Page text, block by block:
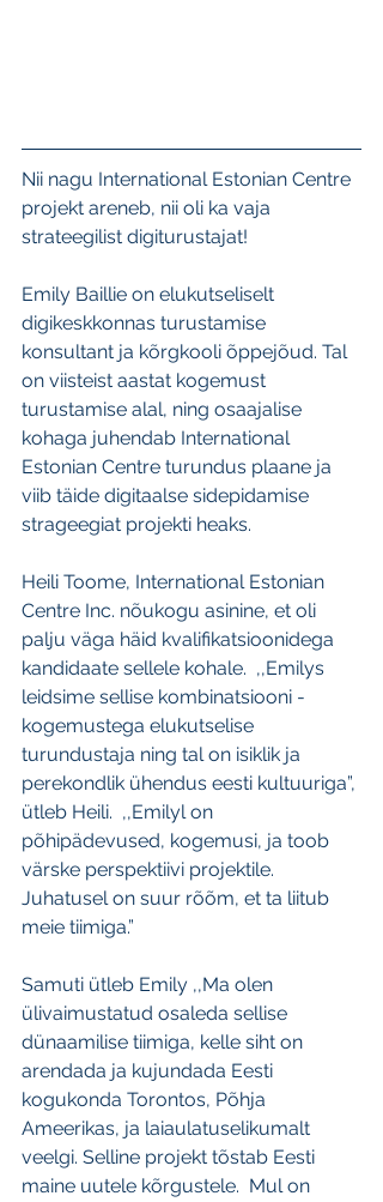
Nii nagu International Estonian Centre
projekt areneb, nii oli ka vaja
strateegilist digiturustajat!
Emily Baillie on elukutseliselt
digikeskkonnas turustamise
konsultant ja kõrgkooli õppejõud. Tal
on viisteist aastat kogemust
turustamise alal, ning osaajalise
kohaga juhendab International
Estonian Centre turundus plaane ja
viib täide digitaalse sidepidamise
strageegiat projekti heaks.
Heili Toome, International Estonian
Centre Inc. nõukogu asinine, et oli
palju väga häid kvalifikatsioonidega
kandidaate sellele kohale.  ,,Emilys
leidsime sellise kombinatsiooni -
kogemustega elukutselise
turundustaja ning tal on isiklik ja
perekondlik ühendus eesti kultuuriga”,
ütleb Heili.  ,,Emilyl on
põhipädevused, kogemusi, ja toob
värske perspektiivi projektile.
Juhatusel on suur rõõm, et ta liitub
meie tiimiga.”
Samuti ütleb Emily ,,Ma olen
ülivaimustatud osaleda sellise
dünaamilise tiimiga, kelle siht on
arendada ja kujundada Eesti
kogukonda Torontos, Põhja
Ameerikas, ja laiaulatuselikumalt
veelgi. Selline projekt tõstab Eesti
maine uutele kõrgustele.  Mul on